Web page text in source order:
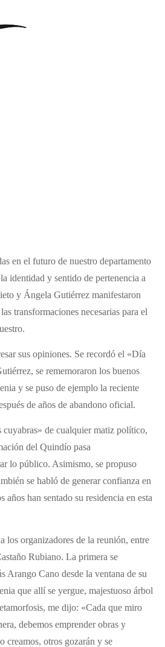
en el futuro de nuestro departamento
identidad y sentido de pertenencia a
y Ángela Gutiérrez manifestaron
transformaciones necesarias para el
sus opiniones. Se recordó el «Día
se rememoraron los buenos
y se puso de ejemplo la reciente
de años de abandono oficial.
cuyabras» de cualquier matiz político,
del Quindío pasa
lo público. Asimismo, se propuso
se habló de generar confianza en
han sentado su residencia en esta
los organizadores de la reunión, entre
Rubiano. La primera se
Arango Cano desde la ventana de su
que allí se yergue, majestuoso árbol
me dijo: «Cada que miro
debemos emprender obras y
creamos, otros gozarán y se